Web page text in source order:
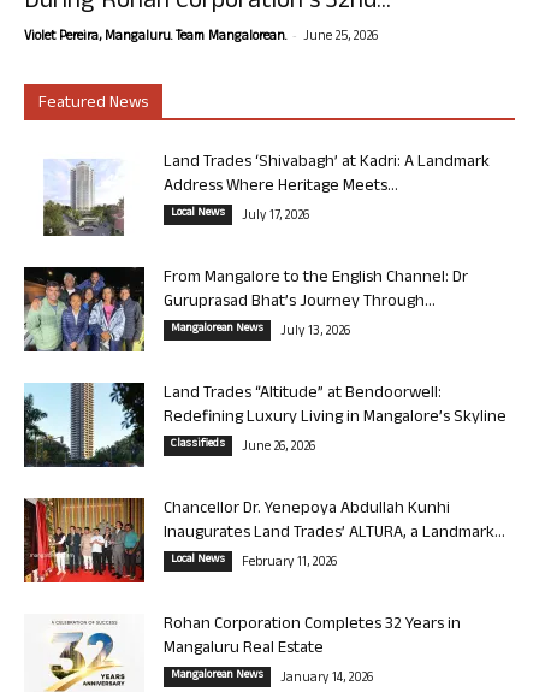
Violet Pereira, Mangaluru. Team Mangalorean. - June 25, 2026
Featured News
Land Trades ‘Shivabagh’ at Kadri: A Landmark
Address Where Heritage Meets...
Local News July 17, 2026
From Mangalore to the English Channel: Dr
Guruprasad Bhat’s Journey Through...
Mangalorean News July 13, 2026
Land Trades “Altitude” at Bendoorwell:
Redefining Luxury Living in Mangalore’s Skyline
Classifieds June 26, 2026
Chancellor Dr. Yenepoya Abdullah Kunhi
Inaugurates Land Trades’ ALTURA, a Landmark...
Local News February 11, 2026
Rohan Corporation Completes 32 Years in
Mangaluru Real Estate
Mangalorean News January 14, 2026